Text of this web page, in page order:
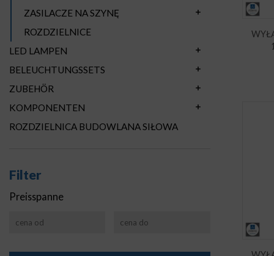
ZASILACZE NA SZYNĘ
ROZDZIELNICE
LED LAMPEN
BELEUCHTUNGSSETS
ZUBEHÖR
KOMPONENTEN
ROZDZIELNICA BUDOWLANA SIŁOWA
Filter
Preisspanne